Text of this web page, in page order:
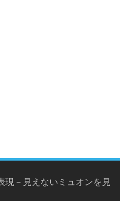
現－見えないミュオンを見